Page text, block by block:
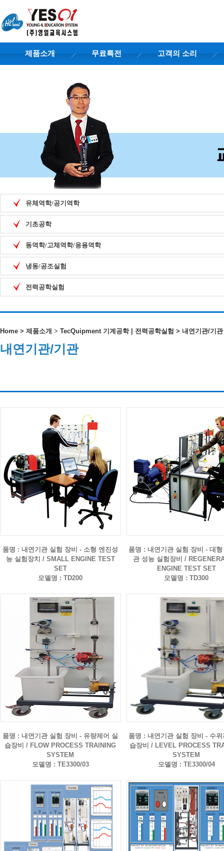
제품소개 무료특전 고객의 소리
유체역학/공기역학
기초공학
동역학/고체역학/응용역학
냉동/공조실험
전력공학실험
Home > 제품소개 > TecQuipment 기계공학 | 전력공학실험 > 내연기관/기관
내연기관/기관
품명 : 내연기관 실험 장비 - 소형 엔진성
능 실험장치 / SMALL ENGINE TEST
SET
모델명 : TD200
품명 : 내연기관 실험 장비 - 대
관 성능 실험장비 /
ENGINE TEST SET
모델명 : TD300
품명 : 내연기관 실험 장비 - 유량제어 실
습장비 / FLOW PROCESS TRAINING
SYSTEM
모델명 : TE3300/03
품명 : 내연기관 실험 장비 - 수
습장비 / LEVEL PROCESS
SYSTEM
모델명 : TE3300/04